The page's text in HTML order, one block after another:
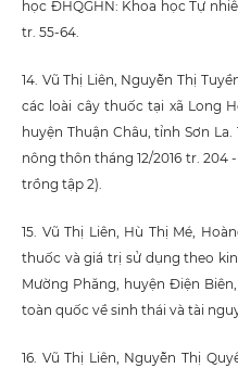
học ĐHQGHN: Khoa học Tự
tr. 55-64.
14. Vũ Thị Liên, Nguyễn Thị
các loài cây thuốc tại xã Long
huyện Thuận Châu, tỉnh Sơn
nông thôn tháng 12/2016 tr. 204
trồng tập 2).
15. Vũ Thị Liên, Hù Thị Mé,
thuốc và giá trị sử dụng theo
Mường Phăng, huyện Điện
toàn quốc về sinh thái và tài
16. Vũ Thị Liên, Nguyễn Thị